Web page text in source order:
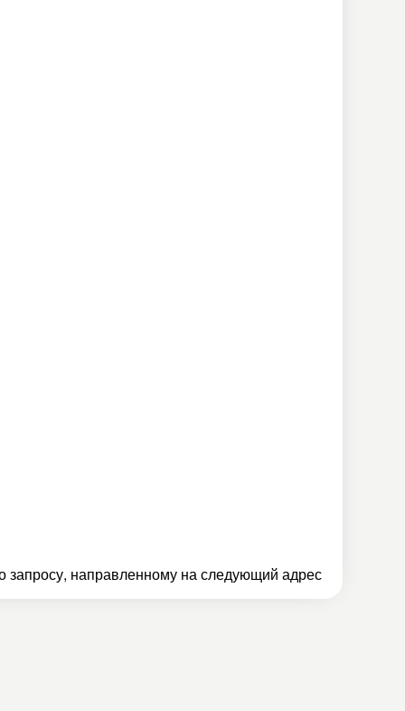
направленному на следующий адрес